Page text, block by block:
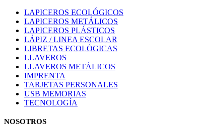
LAPICEROS ECOLÓGICOS
LAPICEROS METÁLICOS
LAPICEROS PLÁSTICOS
LÁPIZ / LINEA ESCOLAR
LIBRETAS ECOLÓGICAS
LLAVEROS
LLAVEROS METÁLICOS
IMPRENTA
TARJETAS PERSONALES
USB MEMORIAS
TECNOLOGÍA
NOSOTROS